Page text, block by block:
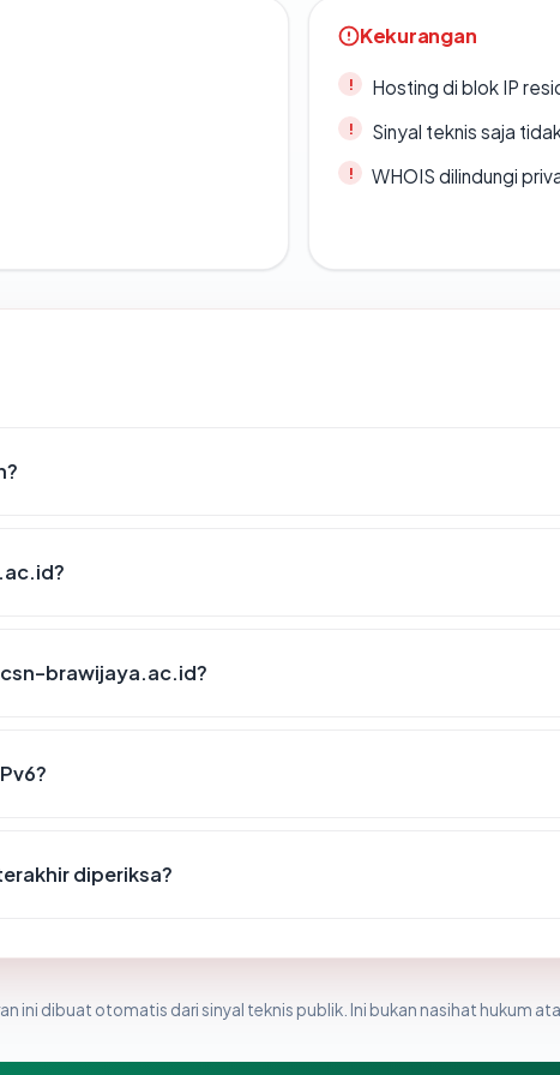
Kekurangan
Hosting di blok IP
Sinyal teknis saja
WHOIS dilindungi
csn-brawijaya.ac.id?
diperiksa?
ini dibuat otomatis dari sinyal teknis publik. Ini bukan nasihat hukum